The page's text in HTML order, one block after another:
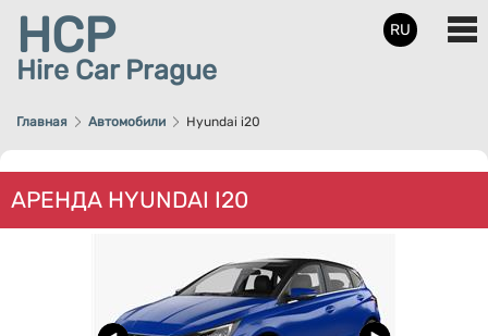
HCP
Hire Car Prague
RU
Главная Автомобили Hyundai i20
АРЕНДА HYUNDAI I20